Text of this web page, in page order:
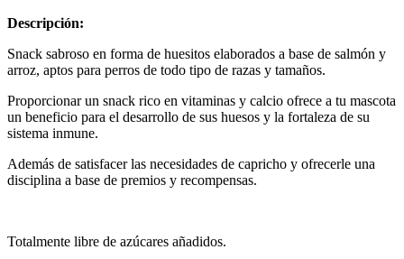
Descripción:
Snack sabroso en forma de huesitos elaborados a base de salmón y
arroz, aptos para perros de todo tipo de razas y tamaños.
Proporcionar un snack rico en vitaminas y calcio ofrece a tu mascota
un beneficio para el desarrollo de sus huesos y la fortaleza de su
sistema inmune.
Además de satisfacer las necesidades de capricho y ofrecerle una
disciplina a base de premios y recompensas.
Totalmente libre de azúcares añadidos.